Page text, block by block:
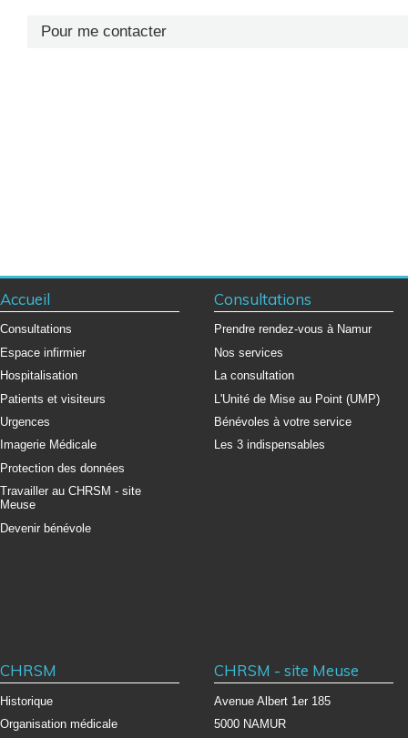
Pour me contacter
Accueil
Consultations
Espace infirmier
Hospitalisation
Patients et visiteurs
Urgences
Imagerie Médicale
Protection des données
Travailler au CHRSM - site
Meuse
Devenir bénévole
Consultations
Prendre rendez-vous à Namur
Nos services
La consultation
L'Unité de Mise au Point (UMP)
Bénévoles à votre service
Les 3 indispensables
CHRSM
Historique
Organisation médicale
CHRSM - site Meuse
Avenue Albert 1er 185
5000 NAMUR